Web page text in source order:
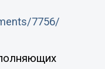
7756/